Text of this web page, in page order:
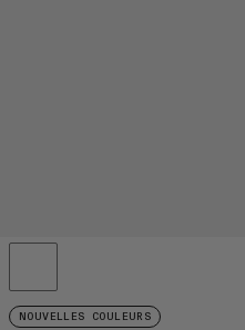
NOUVELLES COULEURS